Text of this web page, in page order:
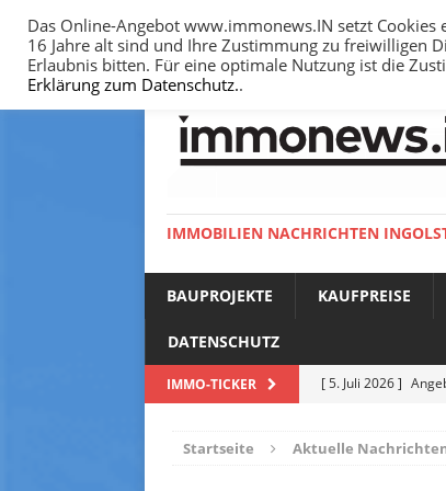
HOME IMPRESSUM DATENSCHUTZ
IMMOBILIEN NACHRICHTEN
BAUPROJEKTE KAUFPREISE
DATENSCHUTZ
IMMO-TICKER [ 5. Juli 2026 ]
[ 14. Juni 2026 ]
Startseite Aktuelle
Das Online-Angebot www.immonews.IN setzt
16 Jahre alt sind und Ihre Zustimmung zu freiwilligen
Erlaubnis bitten. Für eine optimale Nutzung ist die
Erklärung zum Datenschutz..